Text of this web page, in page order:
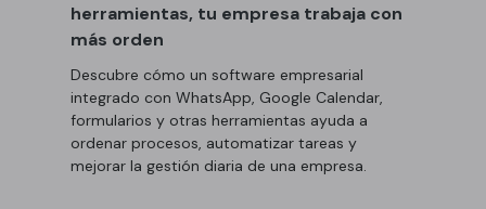
herramientas, tu empresa trabaja con
más orden
Descubre cómo un software empresarial
integrado con WhatsApp, Google Calendar,
formularios y otras herramientas ayuda a
ordenar procesos, automatizar tareas y
mejorar la gestión diaria de una empresa.